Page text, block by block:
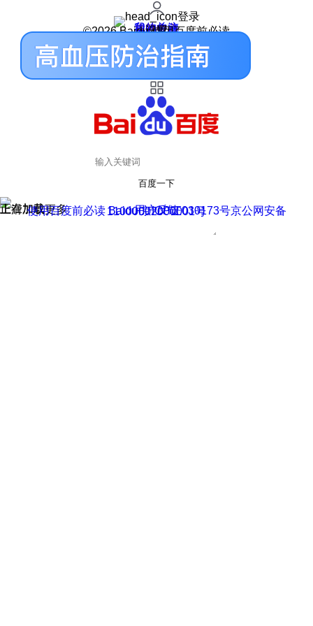
登录
我的关注
我的收藏
皮肤中心
用户反馈
设置
©2026 Baidu 使用百度前必读
百度一下
正在加载
上滑加载更多 用户反馈
使用百度前必读 Baidu 京ICP证030173号
京公网安备11000002000001号